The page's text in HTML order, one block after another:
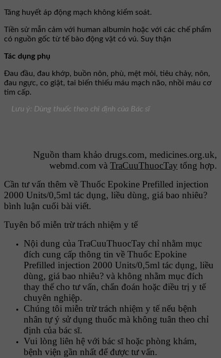
Tăng huyết áp động mạch không kiểm soát.
Tiền sử mẫn cảm với human albumin hoặc với các chế phẩm
có nguồn gốc từ tế bào động vật có vú. Suy thận
Tác dụng phụ
Ðau đầu, đau khớp, buồn nôn, phù, mệt mỏi, tiêu chảy, nôn,
đau ngực, co giật, tai biến thiếu máu mạch não, nhồi máu cơ
tim cấp.
Lưu ý: Dùng thuốc theo chỉ định của Bác sĩ
Nguồn tham khảo drugs.com, medicines.org.uk,
webmd.com và TraCuuThuocTay tổng hợp.
Cần tư vấn thêm về Thuốc Epokine Prefilled injection
2000 Units/0,5ml tác dụng, liều dùng, giá bao nhiêu?
bình luận cuối bài viết.
Tuyên bố miễn trừ trách nhiệm y tế
Nội dung của TraCuuThuocTay chỉ nhằm mục
đích cung cấp thông tin về Thuốc Epokine
Prefilled injection 2000 Units/0,5ml tác dụng, liều
dùng, giá bao nhiêu? và không nhằm mục đích
thay thế cho tư vấn, chẩn đoán hoặc điều trị y tế
chuyên nghiệp.
Chúng tôi miễn trừ trách nhiệm y tế nếu bệnh
nhân tự ý sử dụng thuốc mà không tuân theo chỉ
định của bác sĩ.
Vui lòng liên hệ với bác sĩ hoặc phòng khám,
bệnh viện gần nhất để được tư vấn.